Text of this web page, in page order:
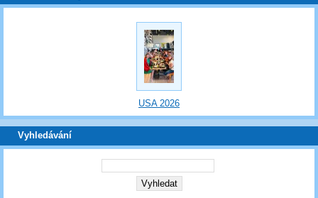
USA 2026
Vyhledávání